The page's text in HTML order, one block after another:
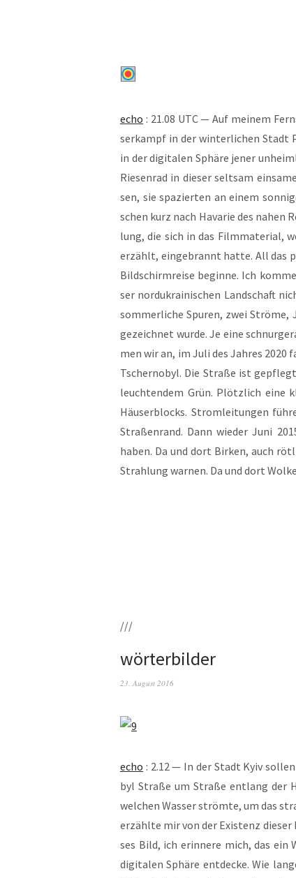
echo : 21.08 UTC — Auf mei­nem
ser­kampf in der win­ter­li­chen Stadt
in der digi­ta­len Sphä­re jener
Rie­sen­rad in die­ser selt­sam
sen, sie spa­zier­ten an einem
schen kurz nach Hava­rie des
lung, die sich in das Film­ma­te­ri­al,
erzählt, ein­ge­brannt hat­te. All das
Bild­schirm­rei­se begin­ne. Ich
ser nord­ukrai­ni­schen Land­schaft
som­mer­li­che Spu­ren, zwei
ge­zeich­net wur­de. Je eine
men wir an, im Juli des Jah­res 2020
Tscher­no­byl. Die Stra­ße ist
leuch­ten­dem Grün. Plötz­lich eine
Häu­ser­blocks. Strom­lei­tun­gen
Stra­ßen­rand. Dann wie­der Juni
haben. Da und dort Bir­ken, auch
Strah­lung war­nen. Da und dort
///
wörterbilder
23. August 2016
echo : 2.12 — In der Stadt Kyiv
byl Stra­ße um Stra­ße ent­lang der
wel­chen Was­ser ström­te, um das
erzähl­te mir von der Exis­tenz die­ser
ses Bild, ich erin­ne­re mich, das
digi­ta­len Sphä­re ent­de­cke. Wie